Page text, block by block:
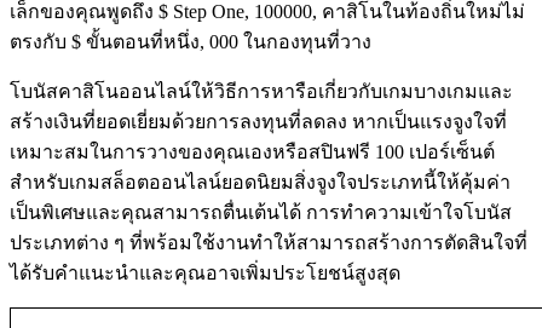
เล็กของคุณพูดถึง $ Step One, 100000, คาสิโนในท้องถิ่นใหม่ไม่
ตรงกับ $ ขั้นตอนที่หนึ่ง, 000 ในกองทุนที่วาง
โบนัสคาสิโนออนไลน์ให้วิธีการหารือเกี่ยวกับเกมบางเกมและ
สร้างเงินที่ยอดเยี่ยมด้วยการลงทุนที่ลดลง หากเป็นแรงจูงใจที่
เหมาะสมในการวางของคุณเองหรือสปินฟรี 100 เปอร์เซ็นต์
สำหรับเกมสล็อตออนไลน์ยอดนิยมสิ่งจูงใจประเภทนี้ให้คุ้มค่า
เป็นพิเศษและคุณสามารถตื่นเต้นได้ การทำความเข้าใจโบนัส
ประเภทต่าง ๆ ที่พร้อมใช้งานทำให้สามารถสร้างการตัดสินใจที่
ได้รับคำแนะนำและคุณอาจเพิ่มประโยชน์สูงสุด